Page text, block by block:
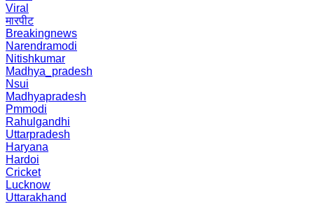
Viral
मारपीट
Breakingnews
Narendramodi
Nitishkumar
Madhya_pradesh
Nsui
Madhyapradesh
Pmmodi
Rahulgandhi
Uttarpradesh
Haryana
Hardoi
Cricket
Lucknow
Uttarakhand